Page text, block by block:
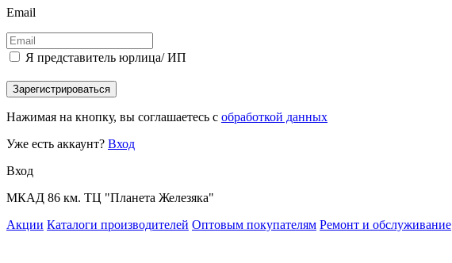
Email
Я представитель юрлица/ ИП
Зарегистрироваться
Нажимая на кнопку, вы соглашаетесь с обработкой данных
Уже есть аккаунт? Вход
Вход
МКАД 86 км. ТЦ "Планета Железяка"
Акции Каталоги производителей Оптовым покупателям Ремонт и обслуживание